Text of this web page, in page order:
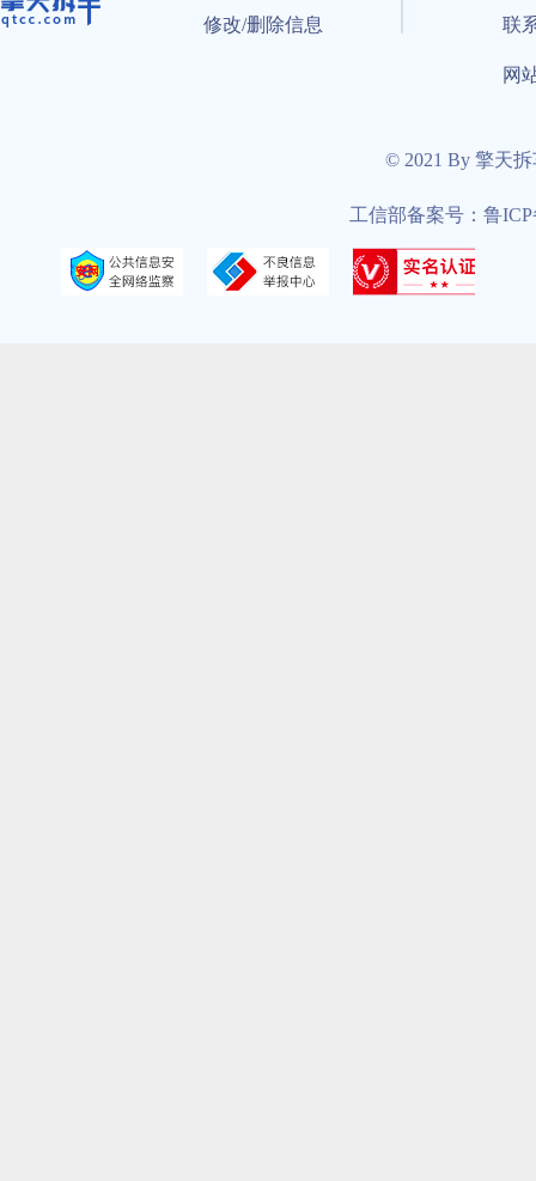
修改/删除信息 联
网
© 2021 By 擎天
工信部备案号：鲁